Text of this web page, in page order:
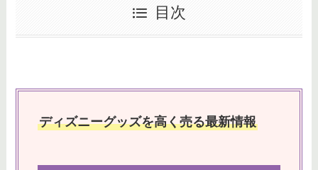
目次
ディズニーグッズを高く売る最新情報